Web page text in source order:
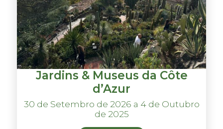
Jardins & Museus da Côte
d’Azur
30 de Setembro de 2026 a 4 de Outubro
de 2025